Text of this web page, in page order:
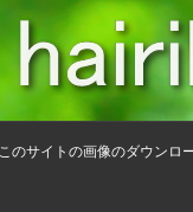
このサイトの画像のダウンロ